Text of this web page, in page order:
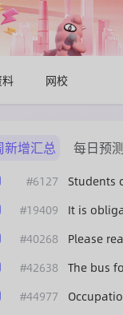
网校
新增汇总 每日预
#6127 Students
#19409
#40268 Please
#42638 The bus
#44977